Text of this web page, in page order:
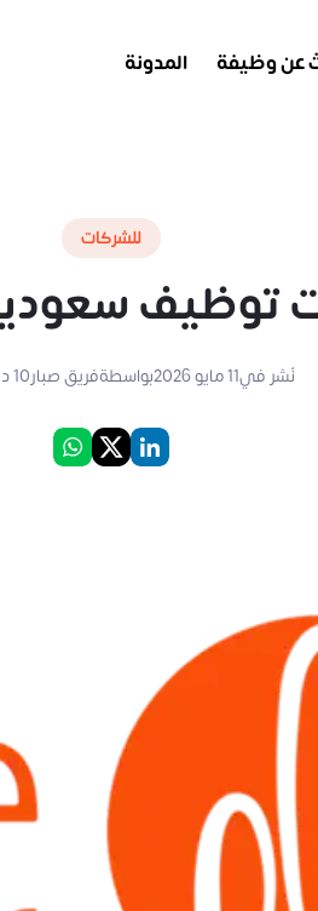
عن وظيفة المدونة
للشركات
سعودية -
نُشر في11 مايو 2026 بواسطةفريق صبار10